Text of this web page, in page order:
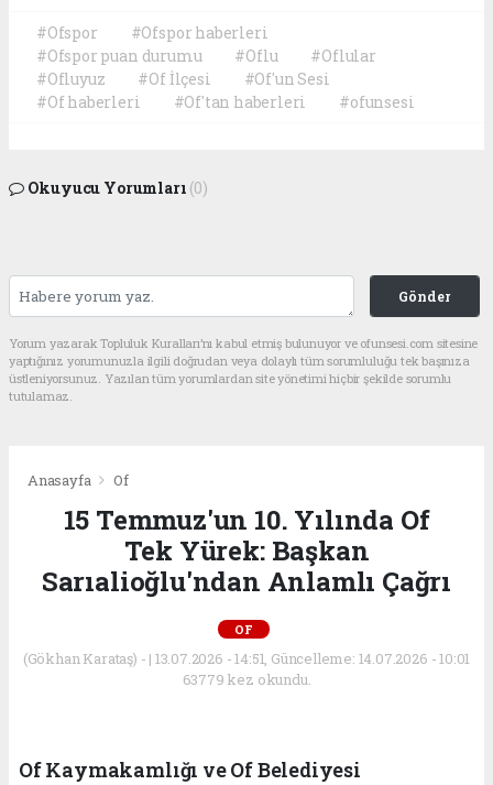
#Ofspor
#Ofspor haberleri
#Ofspor puan durumu
#Oflu
#Oflular
#Ofluyuz
#Of İlçesi
#Of'un Sesi
#Of haberleri
#Of'tan haberleri #ofunsesi
Okuyucu Yorumları (0)
Gönder
Yorum yazarak Topluluk Kuralları’nı kabul etmiş bulunuyor ve ofunsesi.com sitesine
yaptığınız yorumunuzla ilgili doğrudan veya dolaylı tüm sorumluluğu tek başınıza
üstleniyorsunuz. Yazılan tüm yorumlardan site yönetimi hiçbir şekilde sorumlu
tutulamaz.
Anasayfa Of
15 Temmuz'un 10. Yılında Of
Tek Yürek: Başkan
Sarıalioğlu'ndan Anlamlı Çağrı
OF
(Gökhan Karataş) - | 13.07.2026 - 14:51, Güncelleme: 14.07.2026 - 10:01
63779 kez okundu.
Of Kaymakamlığı ve Of Belediyesi